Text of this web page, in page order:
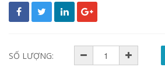
SỐ LƯỢNG: